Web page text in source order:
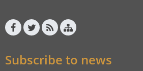
Subscribe to news